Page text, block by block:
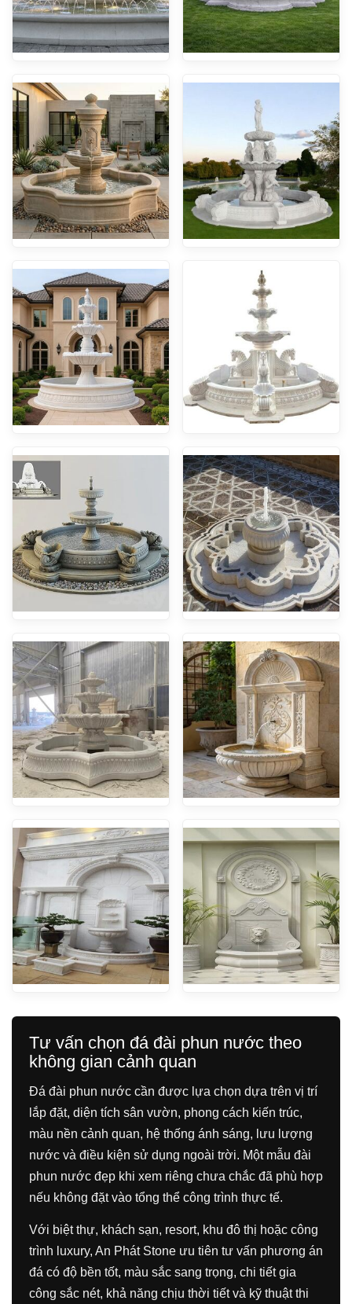
Tư vấn chọn đá đài phun nước theo
không gian cảnh quan
Đá đài phun nước cần được lựa chọn dựa trên vị trí
lắp đặt, diện tích sân vườn, phong cách kiến trúc,
màu nền cảnh quan, hệ thống ánh sáng, lưu lượng
nước và điều kiện sử dụng ngoài trời. Một mẫu đài
phun nước đẹp khi xem riêng chưa chắc đã phù hợp
nếu không đặt vào tổng thể công trình thực tế.
Với biệt thự, khách sạn, resort, khu đô thị hoặc công
trình luxury, An Phát Stone ưu tiên tư vấn phương án
đá có độ bền tốt, màu sắc sang trọng, chi tiết gia
công sắc nét, khả năng chịu thời tiết và kỹ thuật thi